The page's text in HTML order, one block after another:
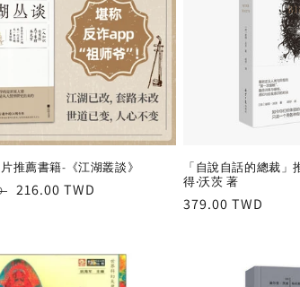
推薦書籍-《江湖叢談》
Sale
216.00 TWD
「自說自話的總裁
得‧沃茨 著
Regular
379.00 TWD